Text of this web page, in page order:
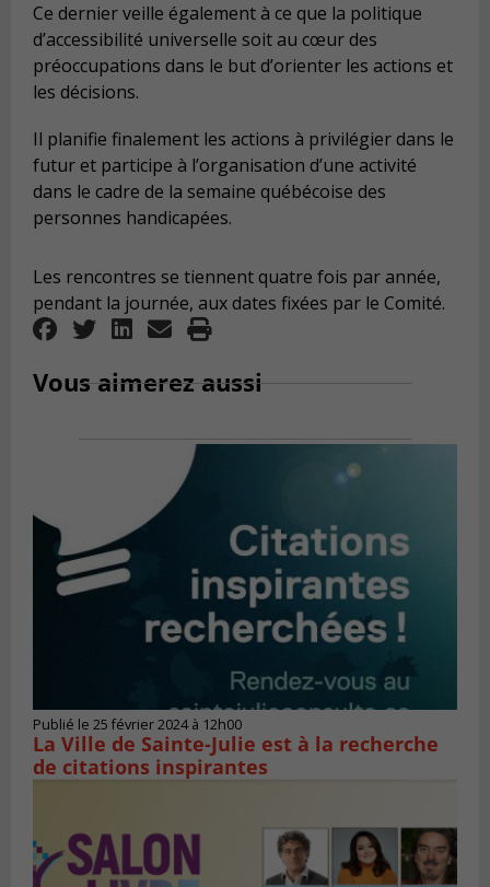
Ce dernier veille également à ce que la politique
d’accessibilité universelle soit au cœur des
préoccupations dans le but d’orienter les actions et
les décisions.
Il planifie finalement les actions à privilégier dans le
futur et participe à l’organisation d’une activité
dans le cadre de la semaine québécoise des
personnes handicapées.
Les rencontres se tiennent quatre fois par année,
pendant la journée, aux dates fixées par le Comité.
Vous aimerez aussi
Publié le 25 février 2024 à 12h00
La Ville de Sainte-Julie est à la recherche
de citations inspirantes